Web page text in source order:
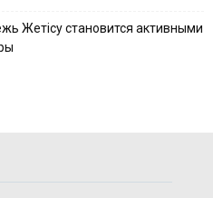
Жетісу становится активными